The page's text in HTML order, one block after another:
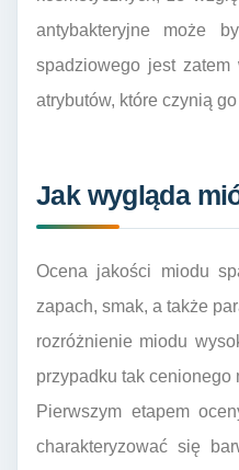
antybakteryjne może
spadziowego jest
atrybutów, które czynią
Jak wygląda
Ocena jakości miodu
zapach, smak, a także
rozróżnienie miodu
przypadku tak cenionego
Pierwszym etapem
charakteryzować się